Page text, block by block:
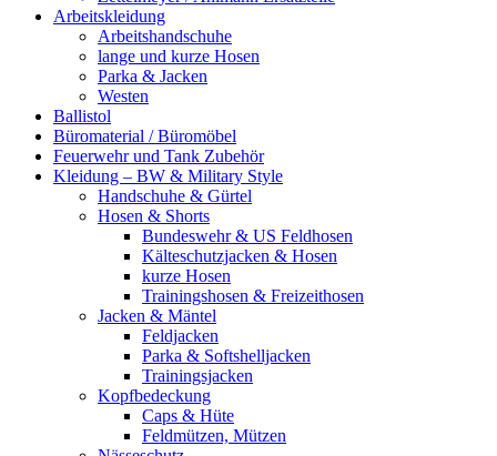
Arbeitskleidung
Arbeitshandschuhe
lange und kurze Hosen
Parka & Jacken
Westen
Ballistol
Büromaterial / Büromöbel
Feuerwehr und Tank Zubehör
Kleidung – BW & Military Style
Handschuhe & Gürtel
Hosen & Shorts
Bundeswehr & US Feldhosen
Kälteschutzjacken & Hosen
kurze Hosen
Trainingshosen & Freizeithosen
Jacken & Mäntel
Feldjacken
Parka & Softshelljacken
Trainingsjacken
Kopfbedeckung
Caps & Hüte
Feldmützen, Mützen